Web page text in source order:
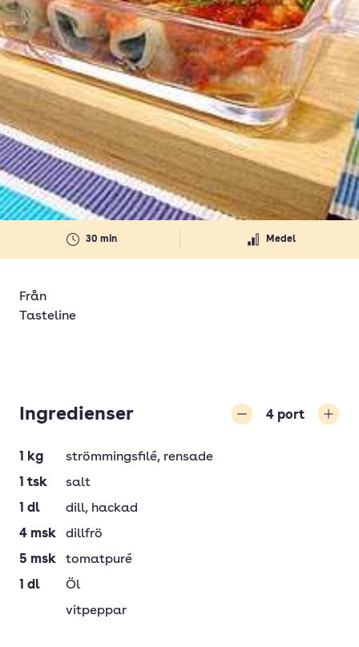
30 min Medel
Från
Tasteline
Ingredienser 4 port
1
kg strömmingsfilé, rensade
1 tsk
salt
1 dl dill, hackad
4 msk
dillfrö
5 msk
tomatpuré
1 dl
Öl
vitpeppar